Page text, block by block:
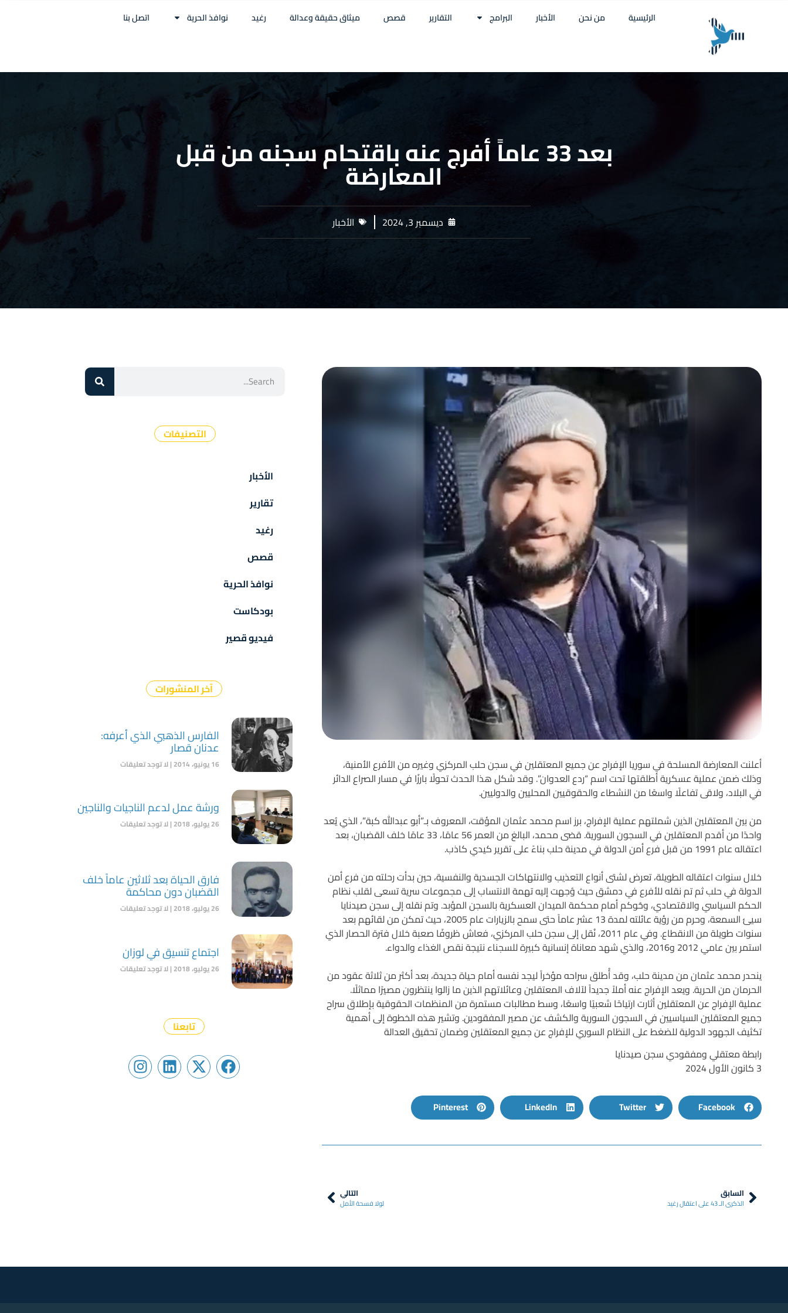
الرئيسية من نحن الأخبار البرامج التقارير قصص ميثاق حقيقة وعدالة رغيد نوافذ الحرية اتصل بنا
بعد 33 عاماً أفرج عنه باقتحام سجنه من قبل
المعارضة
ديسمبر 3, 2024 الأخبار
أعلنت المعارضة المسلحة في سوريا الإفراج عن جميع المعتقلين في سجن حلب المركزي وغيره من الأفرع الأمنية،
وذلك ضمن عملية عسكرية أطلقتها تحت اسم “ردع العدوان”. وقد شكل هذا الحدث تحولًا بارزًا في مسار الصراع الدائر
في البلاد، ولاقى تفاعلًا واسعًا من النشطاء والحقوقيين المحليين والدوليين.
من بين المعتقلين الذين شملتهم عملية الإفراج، برز اسم محمد عثمان المؤقت، المعروف بـ”أبو عبدالله كبة”، الذي يُعد
واحدًا من أقدم المعتقلين في السجون السورية. قضى محمد، البالغ من العمر 56 عامًا، 33 عامًا خلف القضبان، بعد
اعتقاله عام 1991 من قبل فرع أمن الدولة في مدينة حلب بناءً على تقرير كيدي كاذب.
خلال سنوات اعتقاله الطويلة، تعرض لشتى أنواع التعذيب والانتهاكات الجسدية والنفسية، حين بدأت رحلته من فرع أمن
الدولة في حلب ثم تم نقله للأفرع في دمشق حيث وُجهت إليه تهمة الانتساب إلى مجموعات سرية تسعى لقلب نظام
الحكم السياسي والاقتصادي، وحُوكم أمام محكمة الميدان العسكرية بالسجن المؤبد. وتم نقله إلى سجن صيدنايا
سيئ السمعة، وحرم من رؤية عائلته لمدة 13 عشر عاماً حتى سمح بالزيارات عام 2005، حيث تمكن من لقائهم بعد
سنوات طويلة من الانقطاع. وفي عام 2011، نُقل إلى سجن حلب المركزي، فعاش ظروفًا صعبة خلال فترة الحصار الذي
استمر بين عامي 2012 و2016، والذي شهد معاناة إنسانية كبيرة للسجناء نتيجة نقص الغذاء والدواء.
ينحدر محمد عثمان من مدينة حلب، وقد أُطلق سراحه مؤخراً ليجد نفسه أمام حياة جديدة، بعد أكثر من ثلاثة عقود من
الحرمان من الحرية. ويعد الإفراج عنه أملاً جديداً لآلاف المعتقلين وعائلاتهم الذين ما زالوا ينتظرون مصيرًا مماثلًا.
عملية الإفراج عن المعتقلين أثارت ارتياحًا شعبيًا واسعًا، وسط مطالبات مستمرة من المنظمات الحقوقية بإطلاق سراح
جميع المعتقلين السياسيين في السجون السورية والكشف عن مصير المفقودين. وتشير هذه الخطوة إلى أهمية
تكثيف الجهود الدولية للضغط على النظام السوري للإفراج عن جميع المعتقلين وضمان تحقيق العدالة
رابطة معتقلي ومفقودي سجن صيدنايا
3 كانون الأول 2024
Facebook
Twitter
LinkedIn
Pinterest
السابق
الذكرى الـ 43 على اعتقال رغيد
التالي
لولا فسحة الأمل
التصنيفات
الأخبار
تقارير
رغيد
قصص
نوافذ الحرية
بودكاست
فيديو قصير
آخر المنشورات
الفارس الذهبي الذي أعرفه:
عدنان قصار
16 يونيو، 2014 لا توجد تعليقات
ورشة عمل لدعم الناجيات والناجين
26 يوليو، 2018 لا توجد تعليقات
فارق الحياة بعد ثلاثين عاماً خلف
القضبان دون محاكمة
26 يوليو، 2018 لا توجد تعليقات
اجتماع تنسيق في لوزان
26 يوليو، 2018 لا توجد تعليقات
تابعنا